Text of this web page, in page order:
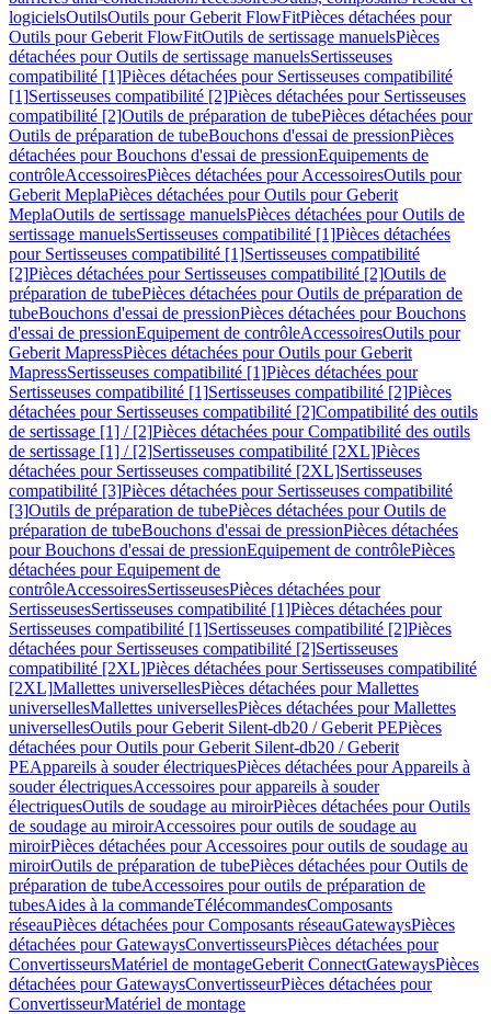
logicielsOutilsOutils pour Geberit FlowFitPièces détachées pour
Outils pour Geberit FlowFitOutils de sertissage manuelsPièces
détachées pour Outils de sertissage manuelsSertisseuses
compatibilité [1]Pièces détachées pour Sertisseuses compatibilité
[1]Sertisseuses compatibilité [2]Pièces détachées pour Sertisseuses
compatibilité [2]Outils de préparation de tubePièces détachées pour
Outils de préparation de tubeBouchons d'essai de pressionPièces
détachées pour Bouchons d'essai de pressionEquipements de
contrôleAccessoiresPièces détachées pour AccessoiresOutils pour
Geberit MeplaPièces détachées pour Outils pour Geberit
MeplaOutils de sertissage manuelsPièces détachées pour Outils de
sertissage manuelsSertisseuses compatibilité [1]Pièces détachées
pour Sertisseuses compatibilité [1]Sertisseuses compatibilité
[2]Pièces détachées pour Sertisseuses compatibilité [2]Outils de
préparation de tubePièces détachées pour Outils de préparation de
tubeBouchons d'essai de pressionPièces détachées pour Bouchons
d'essai de pressionEquipement de contrôleAccessoiresOutils pour
Geberit MapressPièces détachées pour Outils pour Geberit
MapressSertisseuses compatibilité [1]Pièces détachées pour
Sertisseuses compatibilité [1]Sertisseuses compatibilité [2]Pièces
détachées pour Sertisseuses compatibilité [2]Compatibilité des outils
de sertissage [1] / [2]Pièces détachées pour Compatibilité des outils
de sertissage [1] / [2]Sertisseuses compatibilité [2XL]Pièces
détachées pour Sertisseuses compatibilité [2XL]Sertisseuses
compatibilité [3]Pièces détachées pour Sertisseuses compatibilité
[3]Outils de préparation de tubePièces détachées pour Outils de
préparation de tubeBouchons d'essai de pressionPièces détachées
pour Bouchons d'essai de pressionEquipement de contrôlePièces
détachées pour Equipement de
contrôleAccessoiresSertisseusesPièces détachées pour
SertisseusesSertisseuses compatibilité [1]Pièces détachées pour
Sertisseuses compatibilité [1]Sertisseuses compatibilité [2]Pièces
détachées pour Sertisseuses compatibilité [2]Sertisseuses
compatibilité [2XL]Pièces détachées pour Sertisseuses compatibilité
[2XL]Mallettes universellesPièces détachées pour Mallettes
universellesMallettes universellesPièces détachées pour Mallettes
universellesOutils pour Geberit Silent-db20 / Geberit PEPièces
détachées pour Outils pour Geberit Silent-db20 / Geberit
PEAppareils à souder électriquesPièces détachées pour Appareils à
souder électriquesAccessoires pour appareils à souder
électriquesOutils de soudage au miroirPièces détachées pour Outils
de soudage au miroirAccessoires pour outils de soudage au
miroirPièces détachées pour Accessoires pour outils de soudage au
miroirOutils de préparation de tubePièces détachées pour Outils de
préparation de tubeAccessoires pour outils de préparation de
tubesAides à la commandeTélécommandesComposants
réseauPièces détachées pour Composants réseauGatewaysPièces
détachées pour GatewaysConvertisseursPièces détachées pour
ConvertisseursMatériel de montageGeberit ConnectGatewaysPièces
détachées pour GatewaysConvertisseurPièces détachées pour
ConvertisseurMatériel de montage